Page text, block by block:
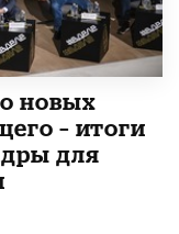
новых
– итоги
для